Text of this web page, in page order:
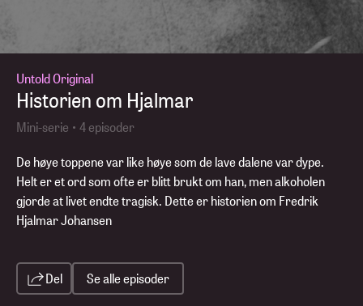
Untold Original
Historien om Hjalmar
Mini-serie • 4 episoder
De høye toppene var like høye som de lave dalene var dype.
Helt er et ord som ofte er blitt brukt om han, men alkoholen
gjorde at livet endte tragisk. Dette er historien om Fredrik
Hjalmar Johansen
Del Se alle episoder